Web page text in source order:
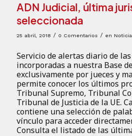
ADN Judicial, última
seleccionada
25 abril, 2018 / 0 Comentarios / en
Servicio de alertas diario de
incorporadas a nuestra Base
exclusivamente por jueces y
permite conocer los últimos
Tribunal Supremo, Tribunal
Tribunal de Justicia de la UE.
contiene una selección de
vínculo para acceder
Consulta el listado de las